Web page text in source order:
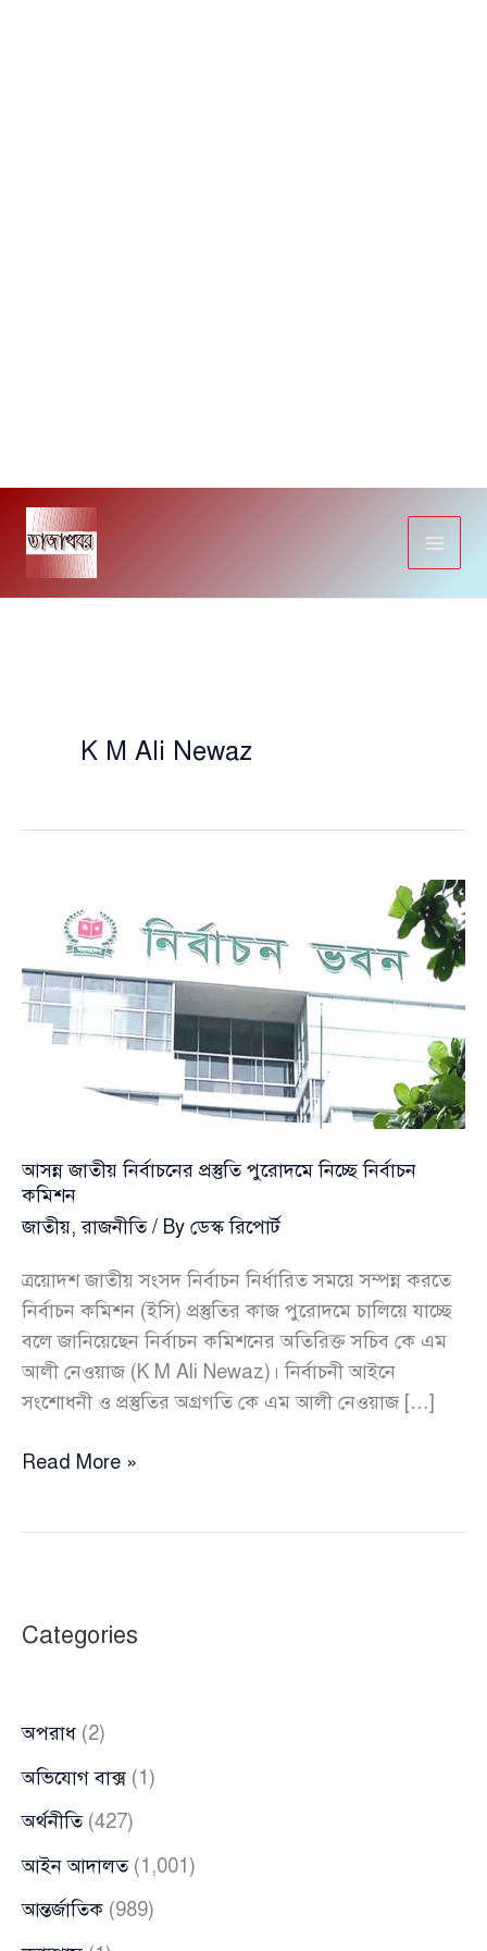
Skip
content
K M Ali Newaz
আসন্ন জাতীয় নির্বাচনের প্রস্তুতি পুরোদমে নিচ্ছে নির্বাচন
কমিশন
জাতীয়,রাজনীতি/ By ডেস্ক রিপোর্ট
ত্রয়োদশ জাতীয় সংসদ নির্বাচন নির্ধারিত সময়ে সম্পন্ন করতে
নির্বাচন কমিশন (ইসি) প্রস্তুতির কাজ পুরোদমে চালিয়ে যাচ্ছে
বলে জানিয়েছেন নির্বাচন কমিশনের অতিরিক্ত সচিব কে এম
আলী নেওয়াজ (K M Ali Newaz)। নির্বাচনী আইনে
সংশোধনী ও প্রস্তুতির অগ্রগতি কে এম আলী নেওয়াজ […]
আসন্ন
নির্বাচন
Read More »
Categories
অপরাধ (2)
অভিযোগ বাক্স(1)
অর্থনীতি(427)
আইন আদালত(1,001)
আন্তর্জাতিক (989)